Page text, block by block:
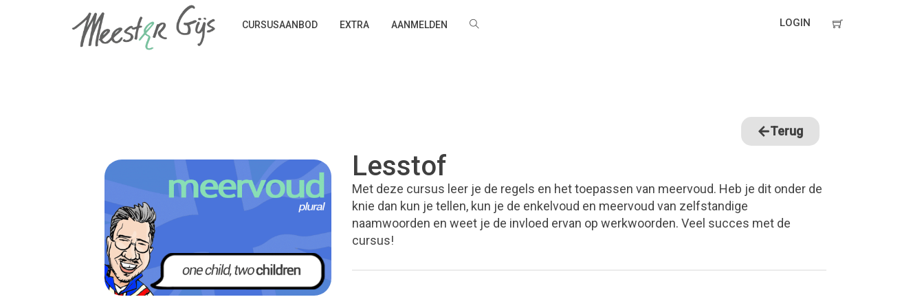
CURSUSAANBOD EXTRA AANMELDEN LOGIN
Terug
Lesstof
Met deze cursus leer je de regels en het toepassen van meervoud. Heb je dit onder de
knie dan kun je tellen, kun je de enkelvoud en meervoud van zelfstandige
naamwoorden en weet je de invloed ervan op werkwoorden. Veel succes met de
cursus!